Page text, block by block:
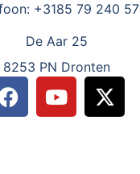
+3185 79 240 57
De Aar 25
8253 PN Dronten